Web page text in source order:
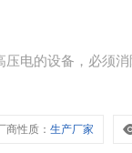
电的设备，必须
商性质：生产厂家